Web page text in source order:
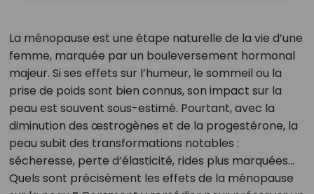
La ménopause est une étape naturelle de la vie d’une
femme, marquée par un bouleversement hormonal
majeur. Si ses effets sur l’humeur, le sommeil ou la
prise de poids sont bien connus, son impact sur la
peau est souvent sous-estimé. Pourtant, avec la
diminution des œstrogènes et de la progestérone, la
peau subit des transformations notables :
sécheresse, perte d’élasticité, rides plus marquées…
Quels sont précisément les effets de la ménopause